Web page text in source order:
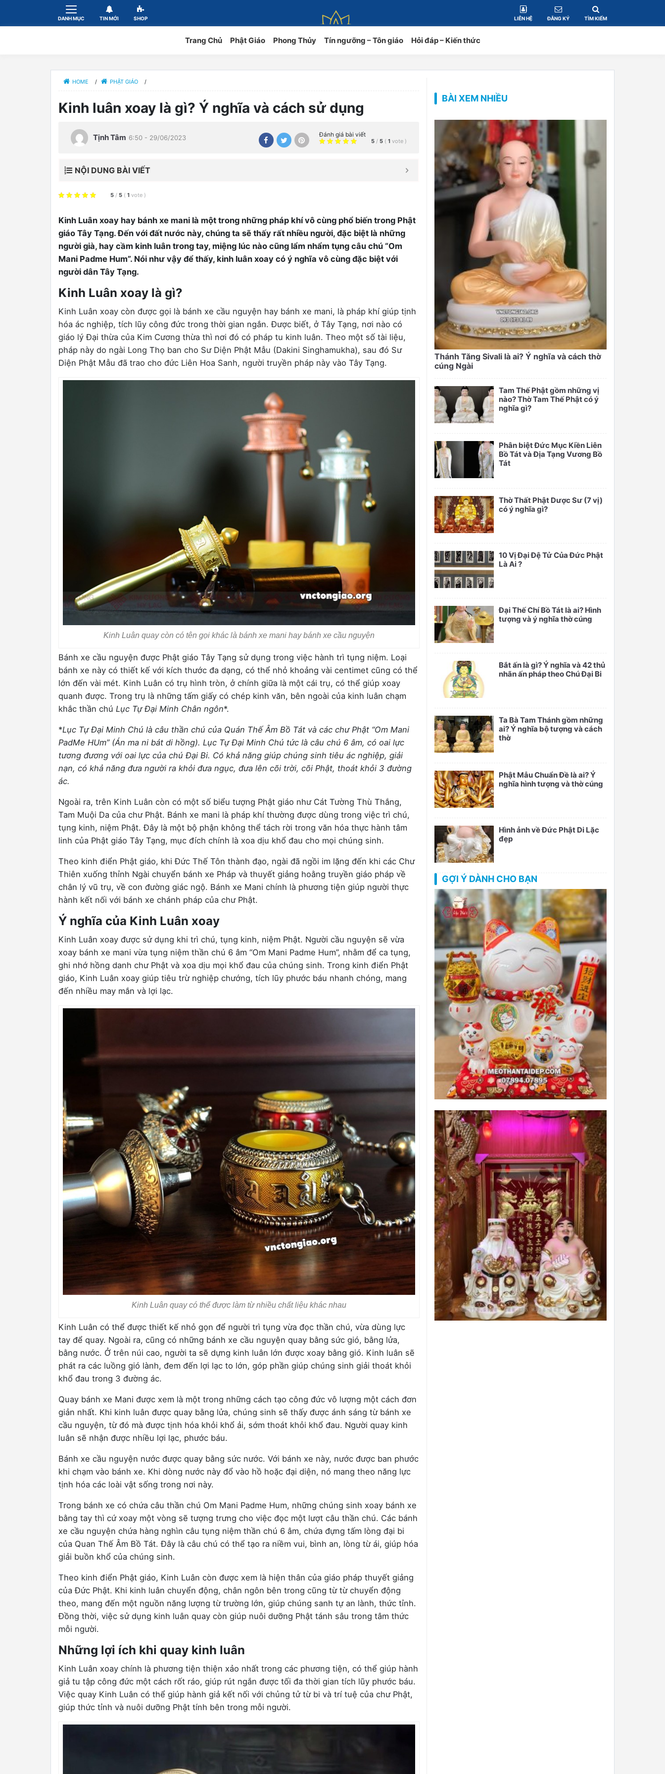
DANH MỤC TIN MỚI SHOP LIÊN HỆ ĐĂNG KÝ TÌM KIẾM
Trang Chủ Phật Giáo Phong Thủy Tín ngưỡng – Tôn giáo Hỏi đáp – Kiến thức
HOME / PHẬT GIÁO /
Kinh luân xoay là gì? Ý nghĩa và cách sử dụng
Tịnh Tâm 6:50 - 29/06/2023 Đánh giá bài viết
5 / 5 ( 1 vote )
NỘI DUNG BÀI VIẾT
5 / 5 ( 1 vote )
Kinh Luân xoay hay bánh xe mani là một trong những pháp khí vô cùng phổ biến trong Phật
giáo Tây Tạng. Đến với đất nước này, chúng ta sẽ thấy rất nhiều người, đặc biệt là những
người già, hay cầm kinh luân trong tay, miệng lúc nào cũng lẩm nhẩm tụng câu chú “Om
Mani Padme Hum”. Nói như vậy để thấy, kinh luân xoay có ý nghĩa vô cùng đặc biệt với
người dân Tây Tạng.
Kinh Luân xoay là gì?
Kinh Luân xoay còn được gọi là bánh xe cầu nguyện hay bánh xe mani, là pháp khí giúp tịnh
hóa ác nghiệp, tích lũy công đức trong thời gian ngắn. Được biết, ở Tây Tạng, nơi nào có
giáo lý Đại thừa của Kim Cương thừa thì nơi đó có pháp tu kinh luân. Theo một số tài liệu,
pháp này do ngài Long Thọ ban cho Sư Diện Phật Mẫu (Dakini Singhamukha), sau đó Sư
Diện Phật Mẫu đã trao cho đức Liên Hoa Sanh, người truyền pháp này vào Tây Tạng.
Kinh Luân quay còn có tên gọi khác là bánh xe mani hay bánh xe cầu nguyện
Bánh xe cầu nguyện được Phật giáo Tây Tạng sử dụng trong việc hành trì tụng niệm. Loại
bánh xe này có thiết kế với kích thước đa dạng, có thể nhỏ khoảng vài centimet cũng có thể
lớn đến vài mét. Kinh Luân có trụ hình tròn, ở chính giữa là một cái trụ, có thể giúp xoay
quanh được. Trong trụ là những tấm giấy có chép kinh văn, bên ngoài của kinh luân chạm
khắc thần chú Lục Tự Đại Minh Chân ngôn*.
*Lục Tự Đại Minh Chú là câu thần chú của Quán Thế Âm Bồ Tát và các chư Phật “Om Mani
PadMe HUm” (Án ma ni bát di hồng). Lục Tự Đại Minh Chú tức là câu chú 6 âm, có oai lực
tương đương với oai lực của chú Đại Bi. Có khả năng giúp chúng sinh tiêu ác nghiệp, giải
nạn, có khả năng đưa người ra khỏi đưa ngục, đưa lên cõi trời, cõi Phật, thoát khỏi 3 đường
ác.
Ngoài ra, trên Kinh Luân còn có một số biểu tượng Phật giáo như Cát Tường Thù Thắng,
Tam Muội Da của chư Phật. Bánh xe mani là pháp khí thường được dùng trong việc trì chú,
tụng kinh, niệm Phật. Đây là một bộ phận không thể tách rời trong văn hóa thực hành tâm
linh của Phật giáo Tây Tạng, mục đích chính là xoa dịu khổ đau cho mọi chúng sinh.
Theo kinh điển Phật giáo, khi Đức Thế Tôn thành đạo, ngài đã ngồi im lặng đến khi các Chư
Thiên xuống thỉnh Ngài chuyển bánh xe Pháp và thuyết giảng hoằng truyền giáo pháp về
chân lý vũ trụ, về con đường giác ngộ. Bánh xe Mani chính là phương tiện giúp người thực
hành kết nối với bánh xe chánh pháp của chư Phật.
Ý nghĩa của Kinh Luân xoay
Kinh Luân xoay được sử dụng khi trì chú, tụng kinh, niệm Phật. Người cầu nguyện sẽ vừa
xoay bánh xe mani vừa tụng niệm thần chú 6 âm “Om Mani Padme Hum”, nhằm để ca tụng,
ghi nhớ hồng danh chư Phật và xoa dịu mọi khổ đau của chúng sinh. Trong kinh điển Phật
giáo, Kinh Luân xoay giúp tiêu trừ nghiệp chướng, tích lũy phước báu nhanh chóng, mang
đến nhiều may mắn và lợi lạc.
Kinh Luân quay có thể được làm từ nhiều chất liệu khác nhau
Kinh Luân có thể được thiết kế nhỏ gọn để người trì tụng vừa đọc thần chú, vừa dùng lực
tay để quay. Ngoài ra, cũng có những bánh xe cầu nguyện quay bằng sức gió, bằng lửa,
bằng nước. Ở trên núi cao, người ta sẽ dựng kinh luân lớn được xoay bằng gió. Kinh luân sẽ
phát ra các luồng gió lành, đem đến lợi lạc to lớn, góp phần giúp chúng sinh giải thoát khỏi
khổ đau trong 3 đường ác.
Quay bánh xe Mani được xem là một trong những cách tạo công đức vô lượng một cách đơn
giản nhất. Khi kinh luân được quay bằng lửa, chúng sinh sẽ thấy được ánh sáng từ bánh xe
cầu nguyện, từ đó mà được tịnh hóa khỏi khổ ải, sớm thoát khỏi khổ đau. Người quay kinh
luân sẽ nhận được nhiều lợi lạc, phước báu.
Bánh xe cầu nguyện nước được quay bằng sức nước. Với bánh xe này, nước được ban phước
khi chạm vào bánh xe. Khi dòng nước này đổ vào hồ hoặc đại diện, nó mang theo năng lực
tịnh hóa các loài vật sống trong nơi này.
Trong bánh xe có chứa câu thần chú Om Mani Padme Hum, những chúng sinh xoay bánh xe
bằng tay thì cứ xoay một vòng sẽ tượng trưng cho việc đọc một lượt câu thần chú. Các bánh
xe cầu nguyện chứa hàng nghìn câu tụng niệm thần chú 6 âm, chứa đựng tấm lòng đại bi
của Quan Thế Âm Bồ Tát. Đây là câu chú có thể tạo ra niềm vui, bình an, lòng từ ái, giúp hóa
giải buồn khổ của chúng sinh.
Theo kinh điển Phật giáo, Kinh Luân còn được xem là hiện thân của giáo pháp thuyết giảng
của Đức Phật. Khi kinh luân chuyển động, chân ngôn bên trong cũng từ từ chuyển động
theo, mang đến một nguồn năng lượng từ trường lớn, giúp chúng sanh tự an lành, thức tỉnh.
Đồng thời, việc sử dụng kinh luân quay còn giúp nuôi dưỡng Phật tánh sâu trong tâm thức
mỗi người.
Những lợi ích khi quay kinh luân
Kinh Luân xoay chính là phương tiện thiện xảo nhất trong các phương tiện, có thể giúp hành
giả tu tập công đức một cách rốt ráo, giúp rút ngắn được tối đa thời gian tích lũy phước báu.
Việc quay Kinh Luân có thể giúp hành giả kết nối với chủng tử từ bi và trí tuệ của chư Phật,
giúp thức tỉnh và nuôi dưỡng Phật tính bên trong mỗi người.
BÀI XEM NHIỀU
Thánh Tăng Sivali là ai? Ý nghĩa và cách thờ
cúng Ngài
Tam Thế Phật gồm những vị
nào? Thờ Tam Thế Phật có ý
nghĩa gì?
Phân biệt Đức Mục Kiền Liên
Bồ Tát và Địa Tạng Vương Bồ
Tát
Thờ Thất Phật Dược Sư (7 vị)
có ý nghĩa gì?
10 Vị Đại Đệ Tử Của Đức Phật
Là Ai ?
Đại Thế Chí Bồ Tát là ai? Hình
tượng và ý nghĩa thờ cúng
Bắt ấn là gì? Ý nghĩa và 42 thủ
nhãn ấn pháp theo Chú Đại Bi
Ta Bà Tam Thánh gồm những
ai? Ý nghĩa bộ tượng và cách
thờ
Phật Mẫu Chuẩn Đề là ai? Ý
nghĩa hình tượng và thờ cúng
Hình ảnh về Đức Phật Di Lặc
đẹp
GỢI Ý DÀNH CHO BẠN